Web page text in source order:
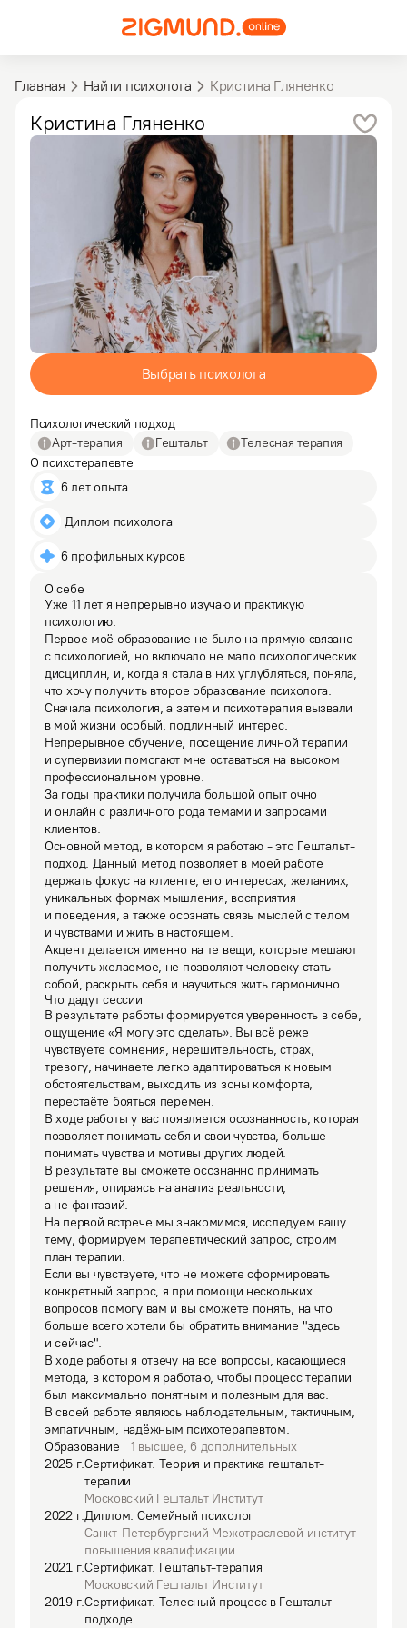
Главная Найти психолога Кристина Гляненко
Кристина Гляненко
Выбрать психолога
Психологический подход
Арт-терапия
Гештальт
Телесная терапия
О психотерапевте
6 лет опыта
Диплом психолога
6 профильных курсов
О себе
Уже 11 лет я непрерывно изучаю и практикую
психологию.
Первое моё образование не было на прямую связано
с психологией, но включало не мало психологических
дисциплин, и, когда я стала в них углубляться, поняла,
что хочу получить второе образование психолога.
Сначала психология, а затем и психотерапия вызвали
в мой жизни особый, подлинный интерес.
Непрерывное обучение, посещение личной терапии
и супервизии помогают мне оставаться на высоком
профессиональном уровне.
За годы практики получила большой опыт очно
и онлайн с различного рода темами и запросами
клиентов.
Основной метод, в котором я работаю - это Гештальт-
подход. Данный метод позволяет в моей работе
держать фокус на клиенте, его интересах, желаниях,
уникальных формах мышления, восприятия
и поведения, а также осознать связь мыслей с телом
и чувствами и жить в настоящем.
Акцент делается именно на те вещи, которые мешают
получить желаемое, не позволяют человеку стать
собой, раскрыть себя и научиться жить гармонично.
Что дадут сессии
В результате работы формируется уверенность в себе,
ощущение «Я могу это сделать». Вы всё реже
чувствуете сомнения, нерешительность, страх,
тревогу, начинаете легко адаптироваться к новым
обстоятельствам, выходить из зоны комфорта,
перестаёте бояться перемен.
В ходе работы у вас появляется осознанность, которая
позволяет понимать себя и свои чувства, больше
понимать чувства и мотивы других людей.
В результате вы сможете осознанно принимать
решения, опираясь на анализ реальности,
а не фантазий.
На первой встрече мы знакомимся, исследуем вашу
тему, формируем терапевтический запрос, строим
план терапии.
Если вы чувствуете, что не можете сформировать
конкретный запрос, я при помощи нескольких
вопросов помогу вам и вы сможете понять, на что
больше всего хотели бы обратить внимание "здесь
и сейчас".
В ходе работы я отвечу на все вопросы, касающиеся
метода, в котором я работаю, чтобы процесс терапии
был максимально понятным и полезным для вас.
В своей работе являюсь наблюдательным, тактичным,
эмпатичным, надёжным психотерапевтом.
Образование
1 высшее, 6 дополнительных
2025г.Сертификат. Теория и практика гештальт-
терапии
Московский Гештальт Институт
2022г.Диплом. Семейный психолог
Санкт-Петербургский Межотраслевой институт
повышения квалификации
2021г.Сертификат. Гештальт-терапия
Московский Гештальт Институт
2019г.Сертификат. Телесный процесс в Гештальт
подходе